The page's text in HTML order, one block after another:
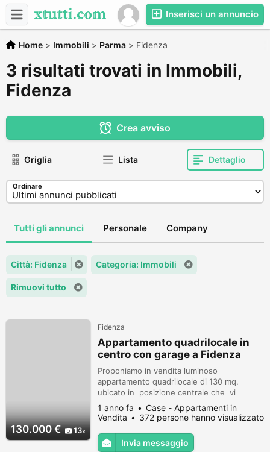
Inserisci un annuncio
Home > Immobili > Parma > Fidenza
3 risultati trovati in Immobili,
Fidenza
Crea avviso
Griglia Lista Dettaglio
Ordinare
Tutti gli annunci Personale Company
Città: Fidenza Categoria: Immobili
Rimuovi tutto
130.000 € 13
Fidenza
Appartamento quadrilocale in
centro con garage a Fidenza
Proponiamo in vendita luminoso
appartamento quadrilocale di 130 mq.
ubicato in posizione centrale che vi
permetterà di accedere anche a piedi a
tutti i servizi della città come scuole, parco
giochi, farmacie, supermercati mentre a
qualche centinaio di metri la stazione
ferroviaria. L'appartamento è posto al
1 anno fa
Case - Appartamenti in
Vendita
372 persone hanno visualizzato
Invia messaggio